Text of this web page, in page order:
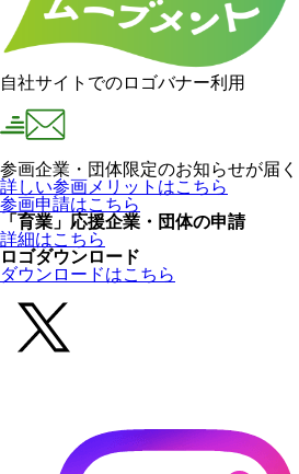
自社サイトでのロゴバナー利用
参画企業・団体限定のお知らせが届く
詳しい参画メリットはこちら
参画申請はこちら
「育業」応援企業・団体の申請
詳細はこちら
ロゴダウンロード
ダウンロードはこちら